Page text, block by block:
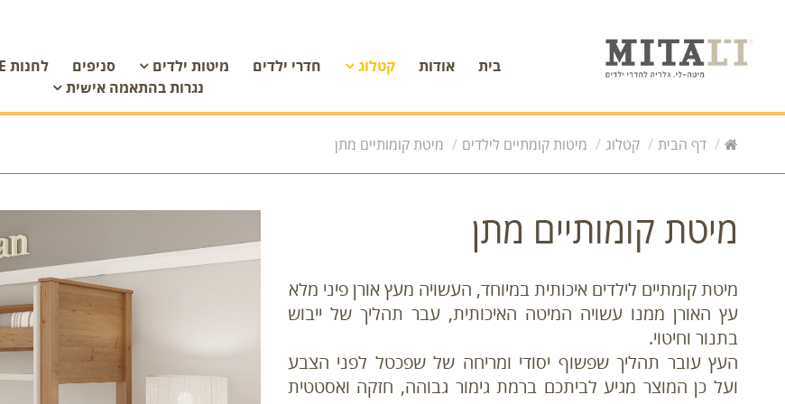
בית אודות קטלוג חדרי ילדים מיטות ילדים סניפים לחנות ON LINE
נגרות בהתאמה אישית
דף הבית קטלוג מיטות קומתיים לילדים מיטת קומותיים מתן
מיטת קומותיים מתן
מיטת קומתיים לילדים איכותית במיוחד, העשויה מעץ אורן פיני מלא
עץ האורן ממנו עשויה המיטה האיכותית, עבר תהליך של ייבוש
בתנור וחיטוי.
העץ עובר תהליך שפשוף יסודי ומריחה של שפכטל לפני הצבע
ועל כן המוצר מגיע לביתכם ברמת גימור גבוהה, חזקה ואסטטית